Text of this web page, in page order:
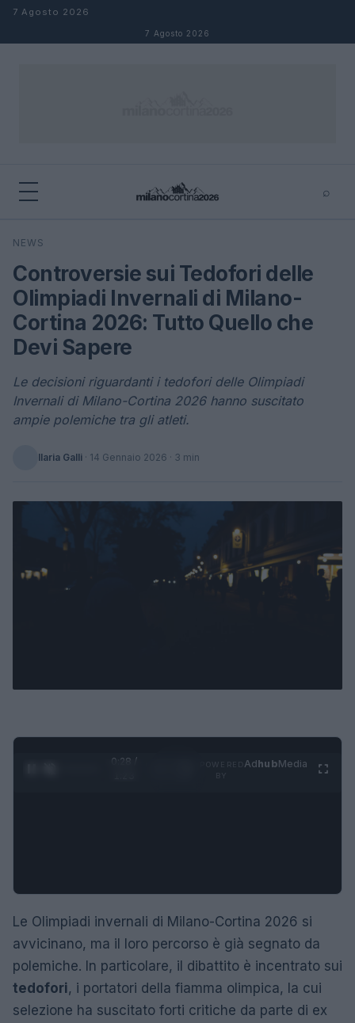
Salta al contenuto
7 Agosto 2026
7 Agosto 2026
⌕
Cerca
NEWS
Controversie sui Tedofori delle
Olimpiadi Invernali di Milano-
Cortina 2026: Tutto Quello che
Devi Sapere
Le decisioni riguardanti i tedofori delle Olimpiadi
Invernali di Milano-Cortina 2026 hanno suscitato
ampie polemiche tra gli atleti.
Ilaria Galli · 14 Gennaio 2026 · 3 min
0:29 /
AdhubMedia
Le Olimpiadi invernali di Milano-Cortina 2026 si
avvicinano, ma il loro percorso è già segnato da
polemiche. In particolare, il dibattito è incentrato sui
tedofori, i portatori della fiamma olimpica, la cui
selezione ha suscitato forti critiche da parte di ex